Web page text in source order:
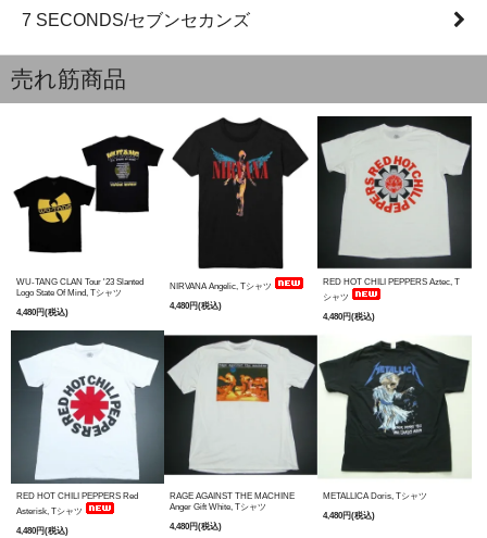
7 SECONDS/セブンセカンズ
売れ筋商品
WU-TANG CLAN Tour '23 Slanted
Logo State Of Mind, Tシャツ
4,480円(税込)
NIRVANA Angelic, Tシャツ
4,480円(税込)
RED HOT CHILI PEPPERS Aztec, T
シャツ
4,480円(税込)
RED HOT CHILI PEPPERS Red
Asterisk, Tシャツ
4,480円(税込)
RAGE AGAINST THE MACHINE
Anger Gift White, Tシャツ
4,480円(税込)
METALLICA Doris, Tシャツ
4,480円(税込)